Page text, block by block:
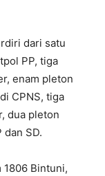
dari satu
PP, tiga
enam pleton
CPNS, tiga
dua pleton
dan SD.
1806 Bintuni,